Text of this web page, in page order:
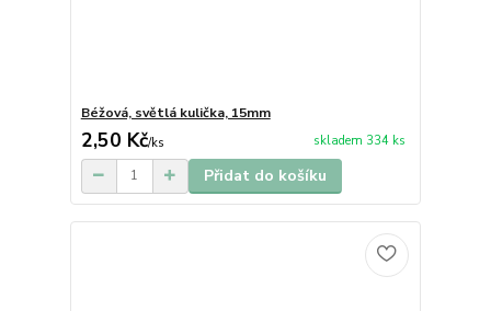
Béžová, světlá kulička, 15mm
2,50 Kč/ks skladem 334 ks
Přidat do košíku